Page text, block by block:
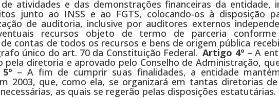
atividades e das demonstrações financeiras da entidade,
junto ao INSS e ao FGTS, colocando-os à disposição
de auditoria, inclusive por auditores externos
recursos objeto de termo de parceria
contas de todos os recursos e bens de origem pública
único do art. 70 da Constituição Federal.Artigo 4º – A
diretoria e aprovado pelo Conselho de Administração,
– A fim de cumprir suas finalidades, a entidade
2003, que, como ela, se organizará em tantas diretorias
as quais se regerão pelas disposições estatutárias.